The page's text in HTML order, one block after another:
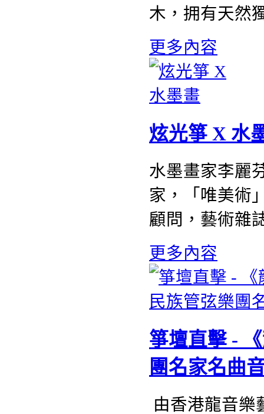
木，拥有天然
更多內容
炫光箏 X 水
水墨畫家李麗
家，「唯美術
顧問，藝術雜
更多內容
箏壇直擊 -
團名家名曲
由香港龍音樂